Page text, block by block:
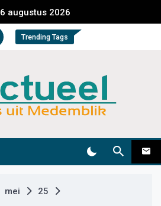
6 augustus 2026
Trending Tags
Actueel
mei
25